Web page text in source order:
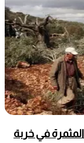
في خربة